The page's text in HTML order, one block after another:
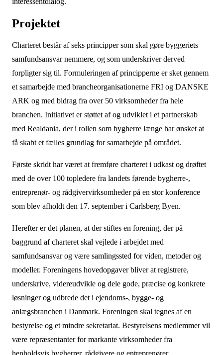
Projektet
Charteret består af seks principper som skal gøre byggeriets
samfundsansvar nemmere, og som underskriver derved
forpligter sig til. Formuleringen af principperne er sket gennem
et samarbejde med brancheorganisationerne FRI og DANSKE
ARK og med bidrag fra over 50 virksomheder fra hele
branchen. Initiativet er støttet af og udviklet i et partnerskab
med Realdania, der i rollen som bygherre længe har ønsket at
få skabt et fælles grundlag for samarbejde på området.
Første skridt har været at fremføre charteret i udkast og drøftet
med de over 100 topledere fra landets førende bygherre-,
entreprenør- og rådgivervirksomheder på en stor konference
som blev afholdt den 17. september i Carlsberg Byen.
Herefter er det planen, at der stiftes en forening, der på
baggrund af charteret skal vejlede i arbejdet med
samfundsansvar og være samlingssted for viden, metoder og
modeller. Foreningens hovedopgaver bliver at registrere,
underskrive, videreudvikle og dele gode, præcise og konkrete
løsninger og udbrede det i ejendoms-, bygge- og
anlægsbranchen i Danmark. Foreningen skal tegnes af en
bestyrelse og et mindre sekretariat. Bestyrelsens medlemmer vil
være repræsentanter for markante virksomheder fra
henholdsvis bygherrer, rådgivere og entreprenører.